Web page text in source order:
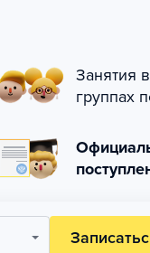
Занятия
группах